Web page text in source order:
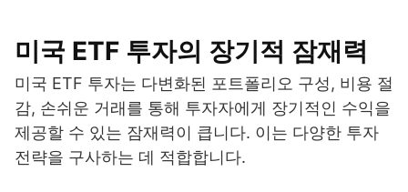
미국 ETF 투자의 장기적 잠재력
미국 ETF 투자는 다변화된 포트폴리오 구성, 비용 절
감, 손쉬운 거래를 통해 투자자에게 장기적인 수익을
제공할 수 있는 잠재력이 큽니다. 이는 다양한 투자
전략을 구사하는 데 적합합니다.